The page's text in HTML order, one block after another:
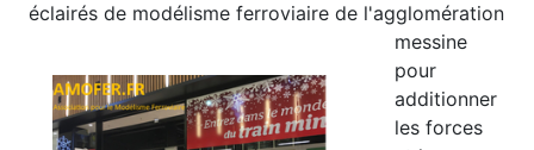
éclairés de modélisme ferroviaire de l'agglomération
messine
pour
additionner
les forces